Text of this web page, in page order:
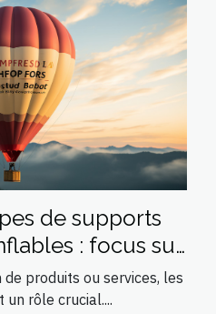
de supports
: focus sur
produits ou services, les
rôle crucial....